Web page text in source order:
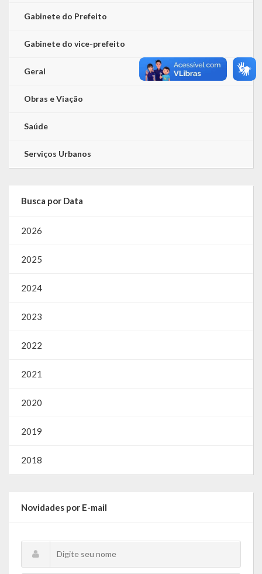
Gabinete do Prefeito
Gabinete do vice-prefeito
Geral
Obras e Viação
Saúde
Serviços Urbanos
Busca por Data
2026
2025
2024
2023
2022
2021
2020
2019
2018
Novidades por E-mail